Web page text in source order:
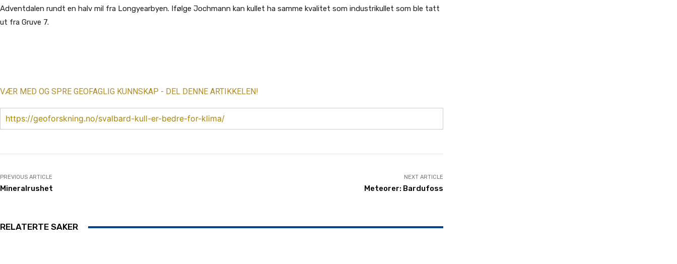
Adventdalen rundt en halv mil fra Longyearbyen. Ifølge Jochmann kan kullet ha samme kvalitet som industrikullet som ble tatt
ut fra Gruve 7.
VÆR MED OG SPRE GEOFAGLIG KUNNSKAP - DEL DENNE ARTIKKELEN!
https://geoforskning.no/svalbard-kull-er-bedre-for-klima/
PREVIOUS ARTICLE
Mineralrushet
NEXT ARTICLE
Meteorer: Bardufoss
RELATERTE SAKER